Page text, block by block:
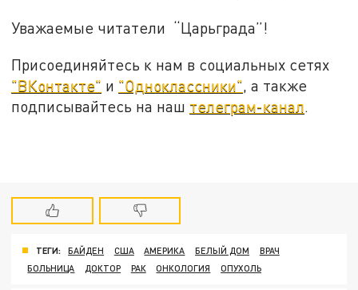
Уважаемые читатели “Царьграда”!
Присоединяйтесь к нам в социальных сетях
"ВКонтакте" и "Одноклассники", а также
подписывайтесь на наш телеграм-канал.
ТЕГИ: БАЙДЕН США АМЕРИКА БЕЛЫЙ ДОМ
ВРАЧ
БОЛЬНИЦА
ДОКТОР РАК ОНКОЛОГИЯ ОПУХОЛЬ